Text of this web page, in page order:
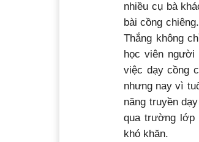
nhiều cụ bà
bài cồng
Thắng không
học viên
việc dạy cồng
nhưng nay vì
năng truyền
qua trường lớp
khó khăn.